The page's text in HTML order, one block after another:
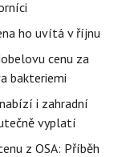
ho uvítá v říjnu
cenu za
bakteriemi
i zahradní
vyplatí
z OSA: Příběh